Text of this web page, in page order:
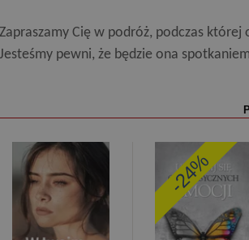
Zapraszamy Cię w podróż, podczas
Jesteśmy pewni, że będzie ona
-24%